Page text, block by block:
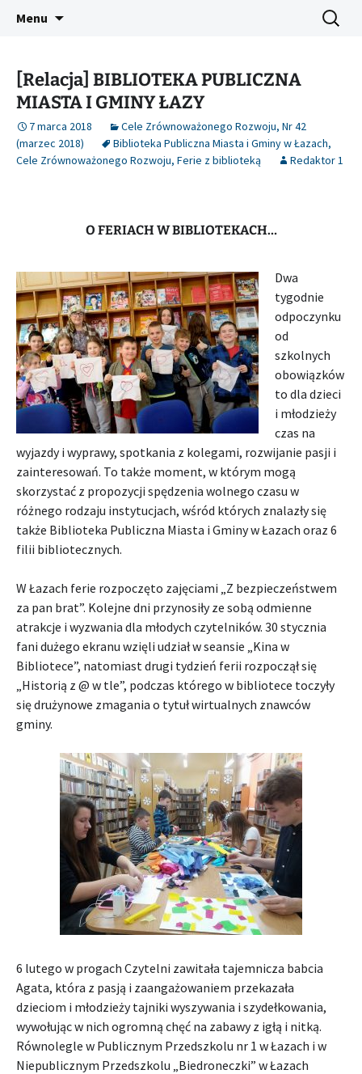
Śląski Pegaz
Platforma inicjatyw bibliotecznych
Menu Szukaj:
[Relacja] BIBLIOTEKA PUBLICZNA
MIASTA I GMINY ŁAZY
7 marca 2018 Cele Zrównoważonego Rozwoju, Nr 42
(marzec 2018)
Biblioteka Publiczna Miasta i Gminy w Łazach,
Cele Zrównoważonego Rozwoju, Ferie z biblioteką Redaktor 1
O FERIACH W BIBLIOTEKACH…
Dwa
tygodnie
odpoczynku
od
szkolnych
obowiązków
to dla dzieci
i młodzieży
czas na
wyjazdy i wyprawy, spotkania z kolegami, rozwijanie pasji i
zainteresowań. To także moment, w którym mogą
skorzystać z propozycji spędzenia wolnego czasu w
różnego rodzaju instytucjach, wśród których znalazły się
także Biblioteka Publiczna Miasta i Gminy w Łazach oraz 6
filii bibliotecznych.
W Łazach ferie rozpoczęto zajęciami „Z bezpieczeństwem
za pan brat”. Kolejne dni przynosiły ze sobą odmienne
atrakcje i wyzwania dla młodych czytelników. 30 stycznia
fani dużego ekranu wzięli udział w seansie „Kina w
Bibliotece”, natomiast drugi tydzień ferii rozpoczął się
„Historią z @ w tle”, podczas którego w bibliotece toczyły
się drużynowe zmagania o tytuł wirtualnych znawców
gminy.
6 lutego w progach Czytelni zawitała tajemnicza babcia
Agata, która z pasją i zaangażowaniem przekazała
dzieciom i młodzieży tajniki wyszywania i szydełkowania,
wywołując w nich ogromną chęć na zabawy z igłą i nitką.
Równolegle w Publicznym Przedszkolu nr 1 w Łazach i w
Niepublicznym Przedszkolu „Biedroneczki” w Łazach